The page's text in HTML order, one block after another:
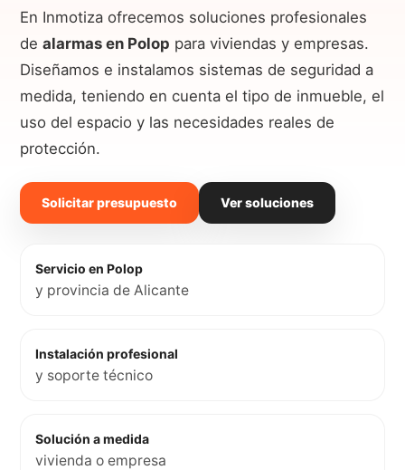
En Inmotiza ofrecemos soluciones profesionales
de alarmas en Polop para viviendas y empresas.
Diseñamos e instalamos sistemas de seguridad a
medida, teniendo en cuenta el tipo de inmueble, el
uso del espacio y las necesidades reales de
protección.
Solicitar presupuesto Ver soluciones
Servicio en Polop
y provincia de Alicante
Instalación profesional
y soporte técnico
Solución a medida
vivienda o empresa